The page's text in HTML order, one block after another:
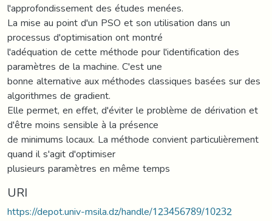
l'approfondissement des études menées.
La mise au point d'un PSO et son utilisation dans un
processus d'optimisation ont montré
l'adéquation de cette méthode pour l'identification des
paramètres de la machine. C'est une
bonne alternative aux méthodes classiques basées sur des
algorithmes de gradient.
Elle permet, en effet, d'éviter le problème de dérivation et
d'être moins sensible à la présence
de minimums locaux. La méthode convient particulièrement
quand il s'agit d'optimiser
plusieurs paramètres en même temps
URI
https://depot.univ-msila.dz/handle/123456789/10232